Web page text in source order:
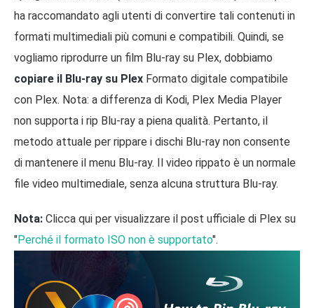
ha raccomandato agli utenti di convertire tali contenuti in
formati multimediali più comuni e compatibili. Quindi, se
vogliamo riprodurre un film Blu-ray su Plex, dobbiamo
copiare il Blu-ray su Plex Formato digitale compatibile
con Plex. Nota: a differenza di Kodi, Plex Media Player
non supporta i rip Blu-ray a piena qualità. Pertanto, il
metodo attuale per rippare i dischi Blu-ray non consente
di mantenere il menu Blu-ray. Il video rippato è un normale
file video multimediale, senza alcuna struttura Blu-ray.
Nota: Clicca qui per visualizzare il post ufficiale di Plex su
"Perché il formato ISO non è supportato".